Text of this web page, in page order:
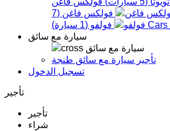
فولكس فاغن (
7
فولفو (
1 سيارة)
سيارة مع سائق
سيارة مع سائق
تأجير سيارة مع سائق طنجة
تسجيل الدخول
تأجير
تأجير
شراء